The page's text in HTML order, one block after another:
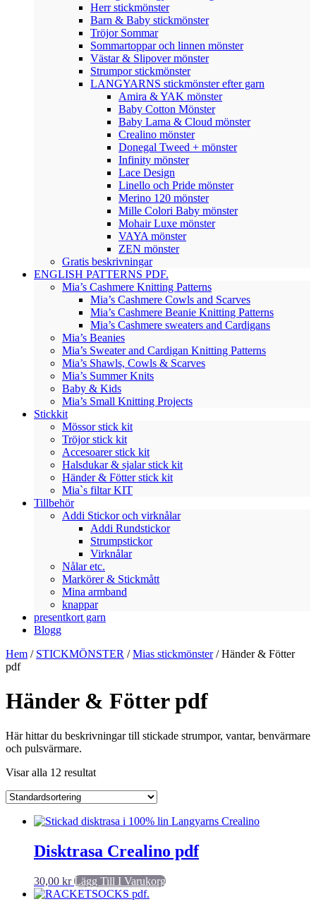
Herr stickmönster
Barn & Baby stickmönster
Tröjor Sommar
Sommartoppar och linnen mönster
Västar & Slipover mönster
Strumpor stickmönster
LANGYARNS stickmönster efter garn
Amira & YAK mönster
Baby Cotton Mönster
Baby Lama & Cloud mönster
Crealino mönster
Donegal Tweed + mönster
Infinity mönster
Lace Design
Linello och Pride mönster
Merino 120 mönster
Mille Colori Baby mönster
Mohair Luxe mönster
VAYA mönster
ZEN mönster
Gratis beskrivningar
ENGLISH PATTERNS PDF.
Mia’s Cashmere Knitting Patterns
Mia’s Cashmere Cowls and Scarves
Mia’s Cashmere Beanie Knitting Patterns
Mia’s Cashmere sweaters and Cardigans
Mia’s Beanies
Mia’s Sweater and Cardigan Knitting Patterns
Mia’s Shawls, Cowls & Scarves
Mia’s Summer Knits
Baby & Kids
Mia’s Small Knitting Projects
Stickkit
Mössor stick kit
Tröjor stick kit
Accesoarer stick kit
Halsdukar & sjalar stick kit
Händer & Fötter stick kit
Mia`s filtar KIT
Tillbehör
Addi Stickor och virknålar
Addi Rundstickor
Strumpstickor
Virknålar
Nålar etc.
Markörer & Stickmått
Mina armband
knappar
presentkort garn
Blogg
Hem / STICKMÖNSTER /Mias stickmönster/ Händer & Fötter
pdf
Händer & Fötter pdf
Här hittar du beskrivningar till stickade strumpor, vantar, benvärmare
och pulsvärmare.
Visar alla 12 resultat
Disktrasa Crealino pdf
30,00 kr Lägg Till I Varukorg